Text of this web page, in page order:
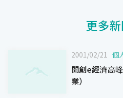
更多
2001/02/21 個
開創e經濟高
業）